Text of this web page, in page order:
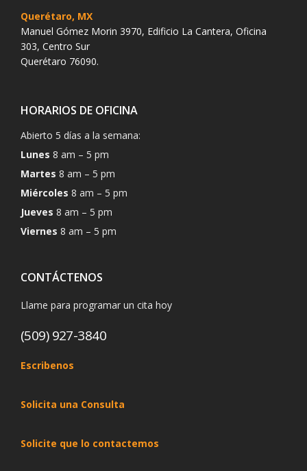
Querétaro, MX
Manuel Gómez Morin 3970, Edificio La Cantera, Oficina
303, Centro Sur
Querétaro 76090.
HORARIOS DE OFICINA
Abierto 5 días a la semana:
Lunes 8 am – 5 pm
Martes 8 am – 5 pm
Miércoles 8 am – 5 pm
Jueves 8 am – 5 pm
Viernes 8 am – 5 pm
CONTÁCTENOS
Llame para programar un cita hoy
(509) 927-3840
Escribenos
Solicita una Consulta
Solicite que lo contactemos